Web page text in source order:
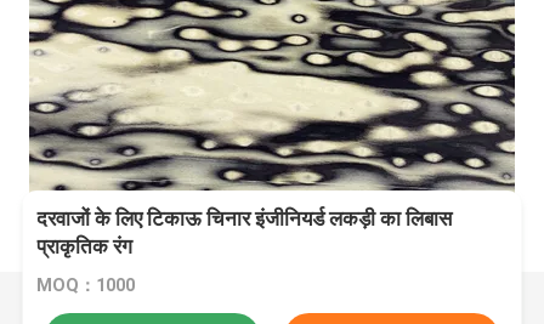
दरवाजों के लिए टिकाऊ चिनार इंजीनियर्ड लकड़ी का लिबास
प्राकृतिक रंग
MOQ：1000